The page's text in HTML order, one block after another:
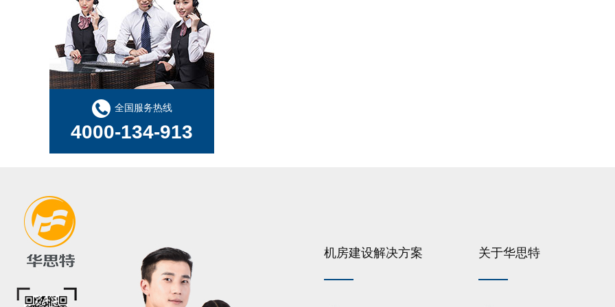
UPS2000-G-3KRTL
UPS2000-G-3KRTS
全国服务热线
4000-134-913
机房建设解决方案 关于华思特